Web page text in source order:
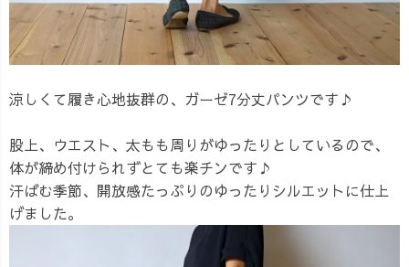
涼しくて履き心地抜群の、ガーゼ7分丈パンツです♪
股上、ウエスト、太もも周りがゆったりとしているので、
体が締め付けられずとても楽チンです♪
汗ばむ季節、開放感たっぷりのゆったりシルエットに仕上
げました。